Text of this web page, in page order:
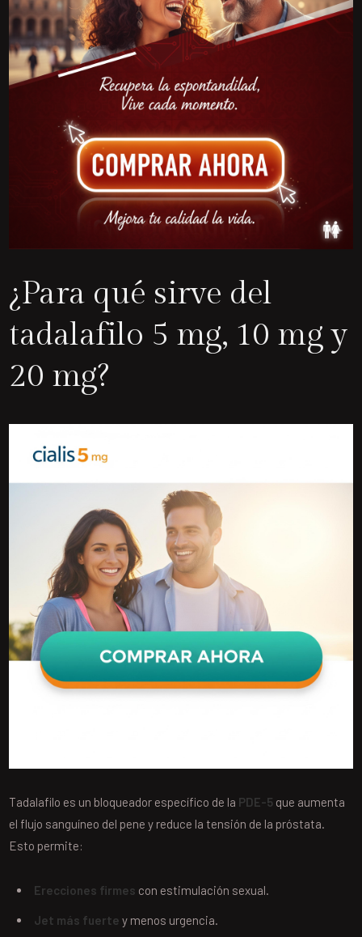
¿Para qué sirve del
tadalafilo 5 mg, 10 mg y
20 mg?
Tadalafilo es un bloqueador específico de la PDE-5 que aumenta
el flujo sanguíneo del pene y reduce la tensión de la próstata.
Esto permite:
Erecciones firmes con estimulación sexual.
Jet más fuerte y menos urgencia.